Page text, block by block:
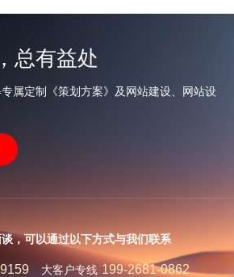
总有益处
属定制《策划方案》及网站建设、网站设
，可以通过以下方式与我们联系
大客户专线 199-2681-0862